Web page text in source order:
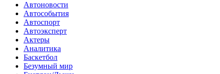
Автоновости
Автособытия
Автоспорт
Автоэксперт
Актеры
Аналитика
Баскетбол
Безумный мир